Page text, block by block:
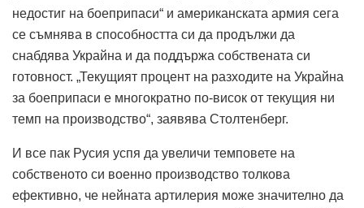
недостиг на боеприпаси“ и американската армия сега
се съмнява в способността си да продължи да
снабдява Украйна и да поддържа собствената си
готовност. „Текущият процент на разходите на Украйна
за боеприпаси е многократно по-висок от текущия ни
темп на производство“, заявява Столтенберг.
И все пак Русия успя да увеличи темповете на
собственото си военно производство толкова
ефективно, че нейната артилерия може значително да